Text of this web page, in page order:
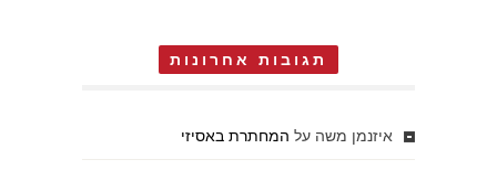
תגובות אחרונות
איזנמן משה על המחתרת באסיזי